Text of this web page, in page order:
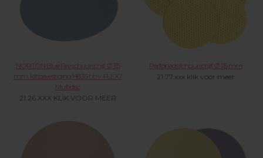
NORTON Blue Fire schuurschijf Ø 115
mm. klitbevestiging H835 t.b.v. FLEX /
Multidisc
21.26.XXX KLIK VOOR MEER
Perfopads schuurschijf Ø 115 mm
21.77.xxx klik voor meer